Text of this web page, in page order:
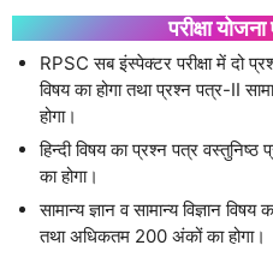
परीक्षा
RPSC सब इंस्पेक्टर परीक्षा में दो
विषय का होगा तथा प्रश्न पत्र-II
होगा।
हिन्दी विषय का प्रश्न पत्र
का होगा।
सामान्य ज्ञान व सामान्य विज्ञान
तथा अधिकतम 200 अंकों का होगा।